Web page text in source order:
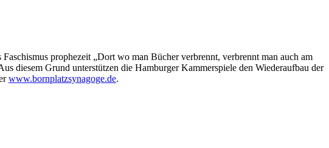
prophezeit „Dort wo man Bücher verbrennt, verbrennt man auch am
diesem Grund unterstützen die Hamburger Kammerspiele den Wiederaufbau der
www.bornplatzsynagoge.de.